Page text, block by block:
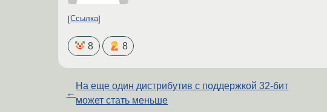
Ссылка
8 8
←
На еще один дистрибутив с поддержкой 32-бит
может стать меньше